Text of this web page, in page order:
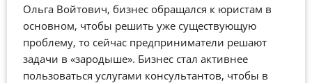
Ольга Войтович, бизнес обращался к юристам в
основном, чтобы решить уже существующую
проблему, то сейчас предприниматели решают
задачи в «зародыше». Бизнес стал активнее
пользоваться услугами консультантов, чтобы в